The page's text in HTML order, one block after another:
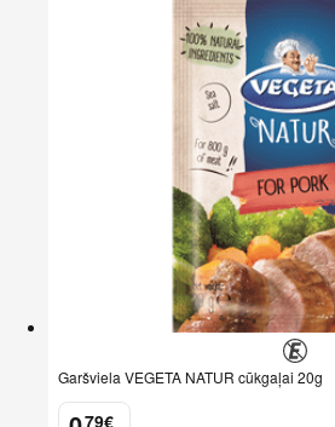
Garšviela VEGETA NATUR cūkgaļai 20g
79€